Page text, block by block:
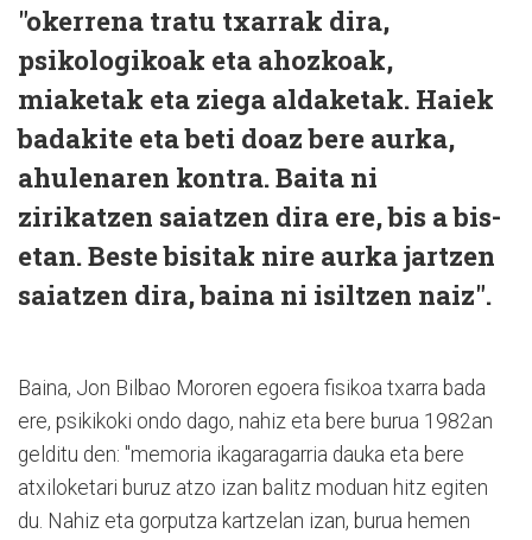
"okerrena tratu txarrak dira,
psikologikoak eta ahozkoak,
miaketak eta ziega aldaketak. Haiek
badakite eta beti doaz bere aurka,
ahulenaren kontra. Baita ni
zirikatzen saiatzen dira ere, bis a bis-
etan. Beste bisitak nire aurka jartzen
saiatzen dira, baina ni isiltzen naiz".
Baina, Jon Bilbao Mororen egoera fisikoa txarra bada
ere, psikikoki ondo dago, nahiz eta bere burua 1982an
gelditu den: "memoria ikagaragarria dauka eta bere
atxiloketari buruz atzo izan balitz moduan hitz egiten
du. Nahiz eta gorputza kartzelan izan, burua hemen